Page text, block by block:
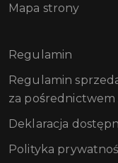
Mapa strony
Regulamin
Regulamin
za pośrednictwem
Deklaracja
Polityka